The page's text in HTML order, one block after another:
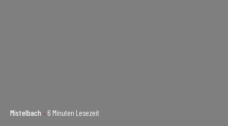
Mistelbach 6 Minuten Lesezeit